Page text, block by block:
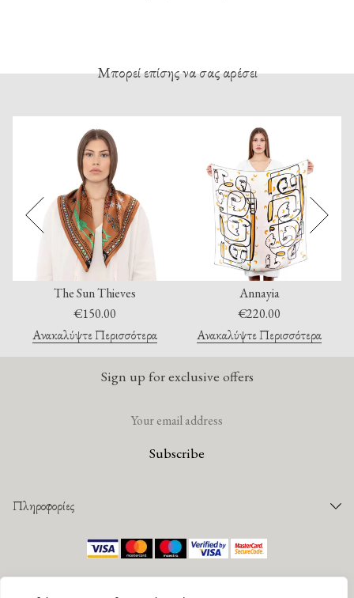
Μπορεί επίσης να σας αρέσει
The Sun Thieves
€150.00
Ανακαλύψτε Περισσότερα
Annayia
€220.00
Ανακαλύψτε Περισσότερα
Sign up for exclusive offers
Πληροφορίες
Παραγγελίες
©2026 Mantility. All rights reserved |Πολιτική Απορρήτου|Όροι Χρήσης